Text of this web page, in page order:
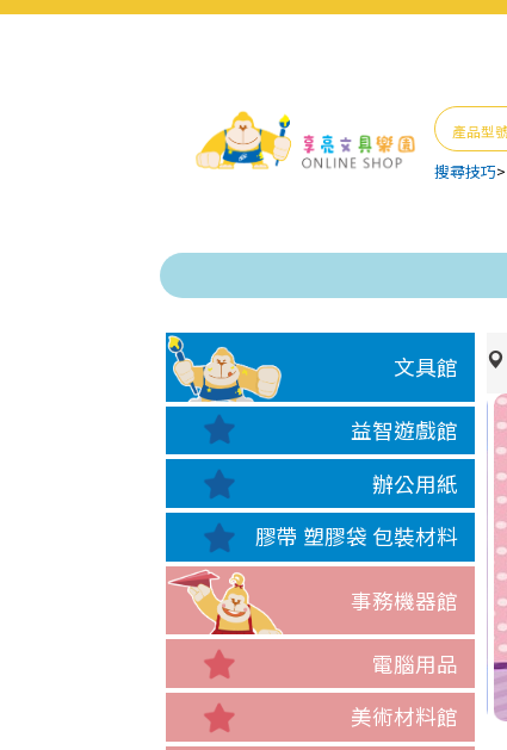
搜尋技巧>
文具館
益智遊戲館
辦公用紙
膠帶 塑膠袋 包裝材料
事務機器館
電腦用品
美術材料館